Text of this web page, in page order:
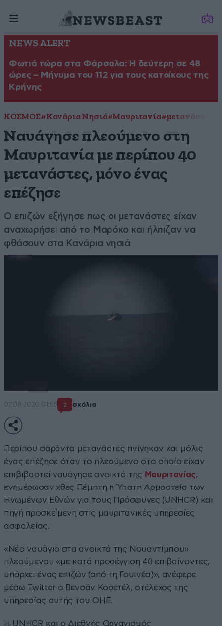
NEWS ALERT
Φωτιά τώρα στα Φάρσαλα: Η δεύτερη σε 48
ώρες – Μήνυμα του 112 για τους κατοίκους της
Κρήνης
ΚΟΣΜΟΣ#Κανάρια Νησιά#Μαυριτανία#μετανάστες
Ναυάγησε πλεούμενο στη
Μαυριτανία με περίπου 40
μετανάστες, μόνο ένας
επέζησε
Ο επιζών εξήγησε πως οι μετανάστες είχαν
αναχωρήσει από το Μαρόκο και ήλπιζαν να
φθάσουν στα Κανάρια νησιά
07·08·2020 01:55 2 σχόλια
Περίπου σαράντα μετανάστες πνίγηκαν και μόλις
ένας επέζησε όταν το πλεούμενο στο οποίο είχαν
επιβιβαστεί ναυάγησε ανοικτά της Μαυριτανίας,
ενημέρωσαν χθες Πέμπτη η Ύπατη Αρμοστεία των
Ηνωμένων Εθνών για τους Πρόσφυγες (UNHCR) και
πηγή προσκείμενη στις μαυριτανικές υπηρεσίες
ασφαλείας.
«Νέο ναυάγιο στα ανοικτά της Νουαντίμπου»
πλεούμενου «με κατά προσέγγιση 40 επιβαίνοντες,
υπάρχει ένας επιζών (από τη Γουινέα)», ανέφερε
μέσω Twitter ο Βενσάν Κοσετέλ, στέλεχος της
υπηρεσίας αυτής του ΟΗΕ.
Η UNHCR και ο Διεθνής Οργανισμός